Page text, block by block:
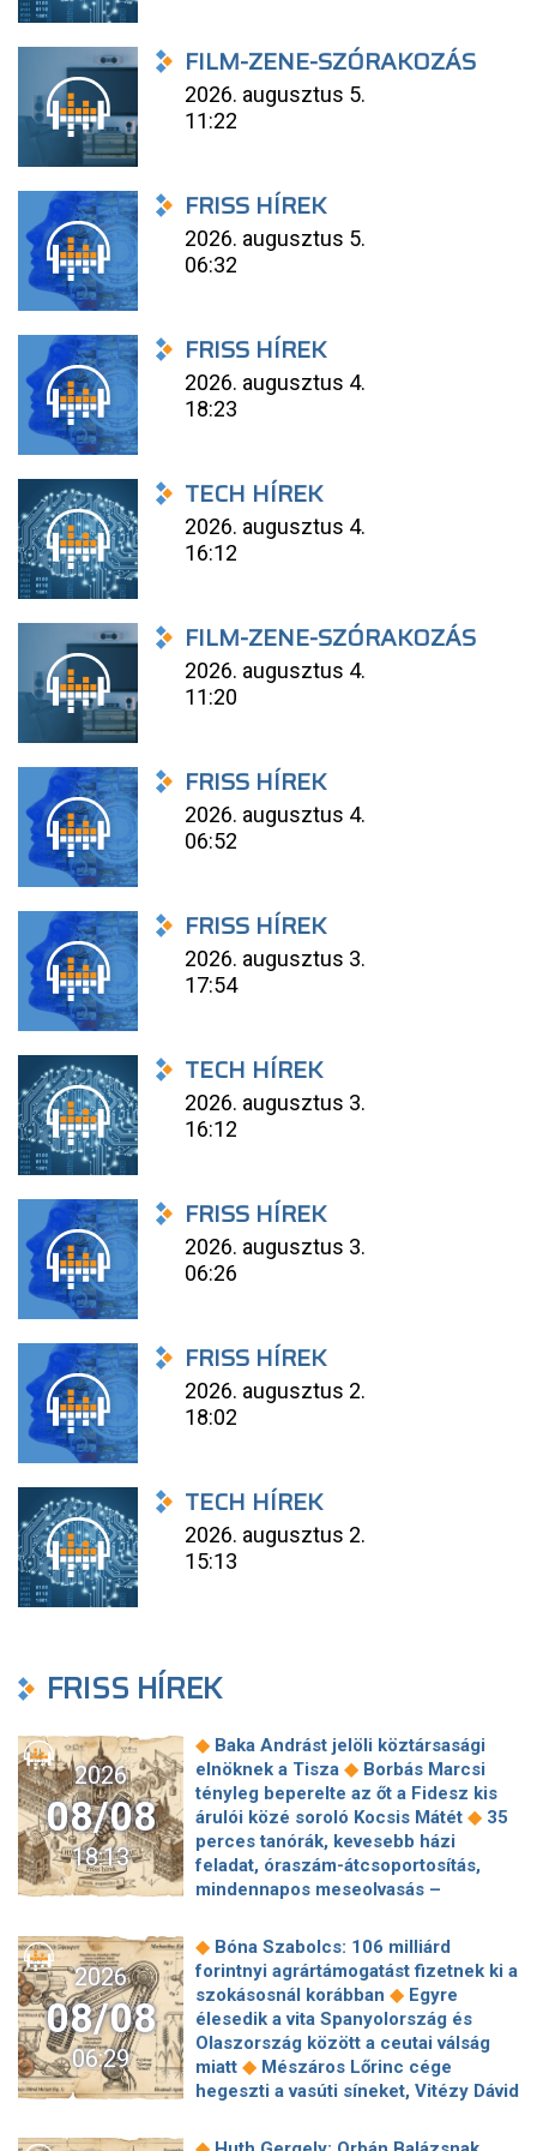
FILM-ZENE-SZÓRAKOZÁS
2026. augusztus 5.
11:22
FRISS HÍREK
2026. augusztus 5.
06:32
FRISS HÍREK
2026. augusztus 4.
18:23
TECH HÍREK
2026. augusztus 4.
16:12
FILM-ZENE-SZÓRAKOZÁS
2026. augusztus 4.
11:20
FRISS HÍREK
2026. augusztus 4.
06:52
FRISS HÍREK
2026. augusztus 3.
17:54
TECH HÍREK
2026. augusztus 3.
16:12
FRISS HÍREK
2026. augusztus 3.
06:26
FRISS HÍREK
2026. augusztus 2.
18:02
TECH HÍREK
2026. augusztus 2.
15:13
FRISS HÍREK
2026
08/08
18:13
◆ Baka Andrást jelöli köztársasági
elnöknek a Tisza ◆ Borbás Marcsi
tényleg beperelte az őt a Fidesz kis
árulói közé soroló Kocsis Mátét ◆ 35
perces tanórák, kevesebb házi
feladat, óraszám-átcsoportosítás,
mindennapos meseolvasás –
tagozatos javaslatcsomagja
Lemond és az egyetemről is távozik
az Ádám Zoltánt kirúgó corvinusos
rektorhelyettes◆
Katasztrófavédelem: Ez már nekünk is
sok! És sajnos nem látjuk a végét ◆
Nem fizeti vissza a vételárat a zuglói
kormányzati negyed
2026
08/08
06:29
◆ Bóna Szabolcs: 106 milliárd
forintnyi agrártámogatást fizetnek ki a
szokásosnál korábban ◆ Egyre
élesedik a vita Spanyolország és
Olaszország között a ceutai válság
miatt ◆ Mészáros Lőrinc cége
hegeszti a vasúti síneket, Vitézy Dávid
tesz a Bosnyák téri irodakomplexum